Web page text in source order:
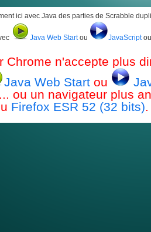
ici avec Java des parties de Scrabble
Java Web Startou JavaScriptou
Chrome n'accepte plus
Java Web Start ou
ou un navigateur plus
Firefox ESR 52 (32 bits).